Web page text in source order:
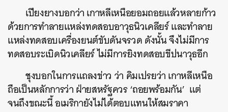
เปียงยางบอกว่า เกาหลีเหนือยอมถอยแล้วหลายก้าว
ด้วยการทำลายแหล่งทดสอบอาวุธนิวเคลียร์ และทำลาย
แหล่งทดสอบเครื่องยนต์ขับดันจรวด ดังนั้น จึงไม่มีการ
ทดสอบระเบิดนิวเคลียร์ ไม่มีการยิงทดสอบขีปนาวุธอีก
ชุงบอกในการแถลงข่าว ว่า คิมเปรยว่า เกาหลีเหนือ
ถือเป็นหลักการว่า ฝ่ายสหรัฐควร ‘ถอยพร้อมกัน’ แต่
จนถึงขณะนี้ อเมริกายังไม่ได้ตอบแทนให้สมราคา